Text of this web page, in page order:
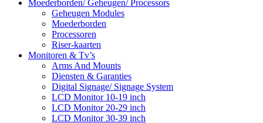
Moederborden/ Geheugen/ Processors
Geheugen Modules
Moederborden
Processoren
Riser-kaarten
Monitoren & Tv’s
Arms And Mounts
Diensten & Garanties
Digital Signage/ Signage System
LCD Monitor 10-19 inch
LCD Monitor 20-29 inch
LCD Monitor 30-39 inch